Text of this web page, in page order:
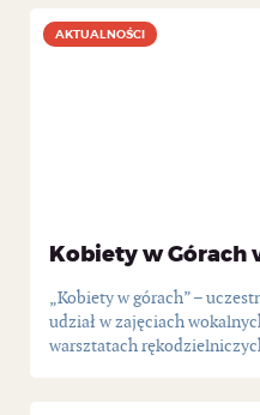
Kobiety w Górach
AKTUALNOŚCI
„Kobiety w górach” –
udział w zajęciach
warsztatach
AKTUALNOŚCI